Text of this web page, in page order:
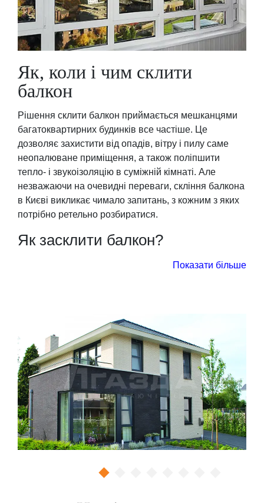
Як, коли і чим склити
балкон
Рішення склити балкон приймається мешканцями
багатоквартирних будинків все частіше. Це
дозволяє захистити від опадів, вітру і пилу саме
неопалюване приміщення, а також поліпшити
тепло- і звукоізоляцію в суміжній кімнаті. Але
незважаючи на очевидні переваги, скління балкона
в Києві викликає чимало запитань, з кожним з яких
потрібно ретельно розбиратися.
Як засклити балкон?
Відповідь на це питання прямо залежить від цілей і
холодний. В цьому випадку балконний простір
може використовуватися виключно для побутових
потреб, тобто в якості зони зберігання речей, місця
для сушки білизни після прання. Високі вимоги до
звуко- і теплоізоляції при цьому не пред’являються,
а значить підійдуть бюджетні ПВХ-конструкції з
профільною системою початкового рівня (60 мм, 3-
4 камери) і однокамерним склопакетом;
теплий. Такий варіант вибирається тоді, коли
кімнати або ж стоїть мета зробити з цього
припустимо, робочий кабінет або зону відпочинку.
Показати більше